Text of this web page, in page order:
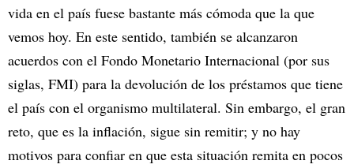
vida en el país fuese bastante más cómoda que la que
vemos hoy. En este sentido, también se alcanzaron
acuerdos con el Fondo Monetario Internacional (por sus
siglas, FMI) para la devolución de los préstamos que tiene
el país con el organismo multilateral. Sin embargo, el gran
reto, que es la inflación, sigue sin remitir; y no hay
motivos para confiar en que esta situación remita en pocos